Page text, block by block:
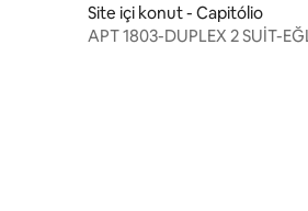
Site içi konut - Capitólio
APT 1803-DUPLEX 2 SUİT-